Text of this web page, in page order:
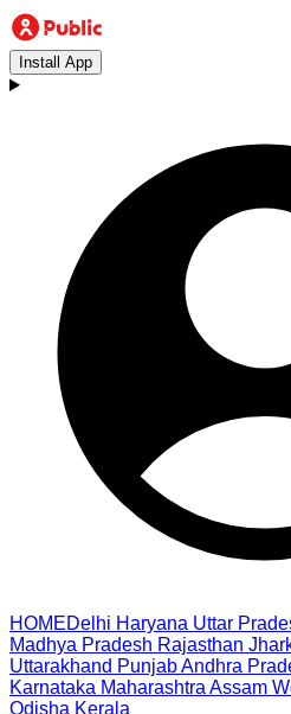
Install App
HOMEDelhi Haryana Uttar
Madhya Pradesh Rajasthan
Uttarakhand PunjabAndhra
Karnataka Maharashtra Assam
Odisha Kerala